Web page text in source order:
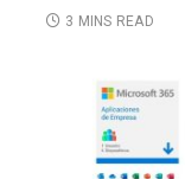
3 MINS READ